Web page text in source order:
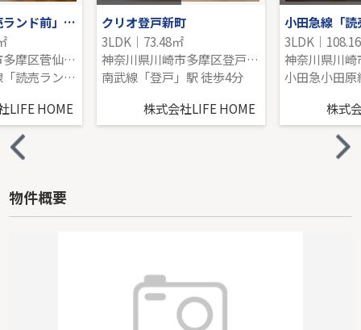
小田急線「読売ランド前」新築分譲
神奈川県川崎市多摩区菅仙谷３丁目
小田急小田原線「読売ランド前」駅 徒歩16分
LIFE HOME
クリオ登戸新町
3LDK｜73.48㎡
神奈川県川崎市多摩区登戸新町
南武線「登戸」駅 徒歩4分
株式会社LIFE HOME
3LDK｜
株式
物件概要